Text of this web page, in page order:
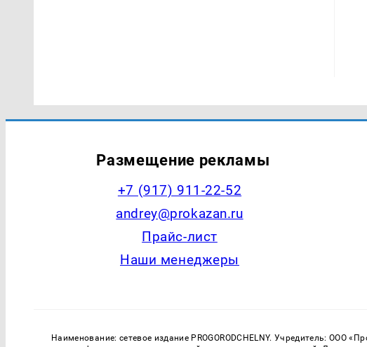
Размещение рекламы
+7 (917) 911-22-52
andrey@prokazan.ru
Прайс-лист
Наши менеджеры
Наименование: сетевое издание PROGORODCHELNY. Учредитель: ООО